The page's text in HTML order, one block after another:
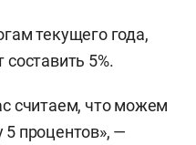
текущего года,
5%.
считаем, что можем
процентов», —